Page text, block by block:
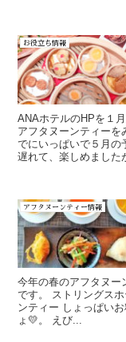
お役立ち情報
ANAホテルのHPを１
アフタヌーンティーを
でにいっぱいで５月の
遅れて、楽しめました
アフタヌーンティー情報
今年の春のアフタヌー
です。 ストリングス
ンティー しょっぱい
ょ💛。 えび...